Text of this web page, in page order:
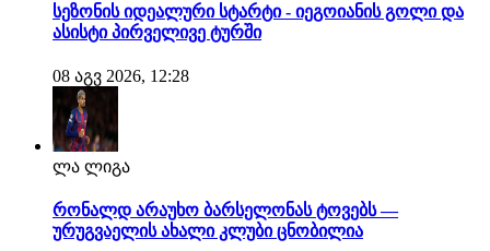
სეზონის იდეალური სტარტი - იეგოიანის გოლი და
ასისტი პირველივე ტურში
08 აგვ 2026, 12:28
ლა ლიგა
რონალდ არაუხო ბარსელონას ტოვებს —
ურუგვაელის ახალი კლუბი ცნობილია